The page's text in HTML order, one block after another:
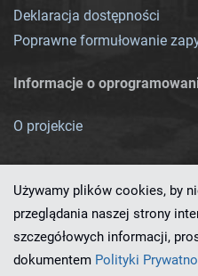
Deklaracja dostępności
Poprawne formułowanie
Informacje o
O projekcie
Ten serwis działa dzięki
Używamy plików cookies, by
przeglądania naszej strony
szczegółowych informacji,
dokumentem Polityki